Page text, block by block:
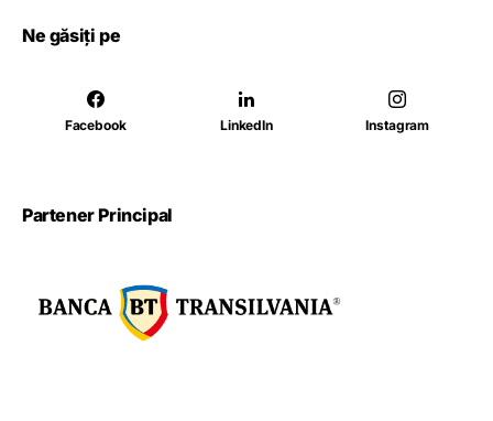
Ne găsiți pe
Facebook LinkedIn Instagram
Partener Principal